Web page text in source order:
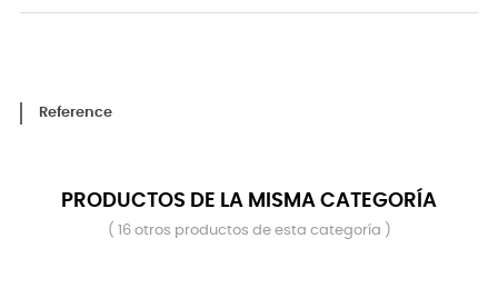
Reference
PRODUCTOS DE LA MISMA CATEGORÍA
( 16 otros productos de esta categoría )